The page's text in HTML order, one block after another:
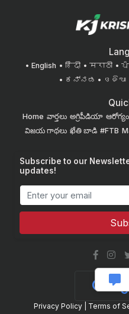
English हिंदी मराठी
ಕನ್ನಡ
ଓଡିଆ
Home వార్తలు అగ్రిపీడియా
విజయ గాథలు ఖేతి బాడి #FTB
Subscribe to our
updates!
Privacy Policy Terms of